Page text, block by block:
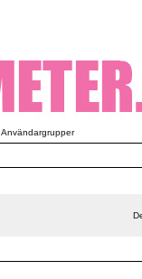
Användargrupper